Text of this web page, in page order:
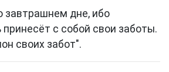
завтрашнем дне, ибо
с собой свои заботы.
своих забот".